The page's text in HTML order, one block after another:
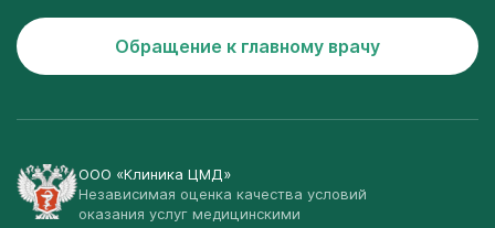
Обращение к главному врачу
ООО «Клиника ЦМД»
Независимая оценка качества условий
оказания услуг медицинскими